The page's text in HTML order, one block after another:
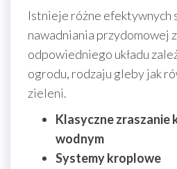
Istnieje różne efektywnych
nawadniania przydomowej
odpowiedniego układu
ogrodu, rodzaju gleby jak
zieleni.
Klasyczne zraszanie
wodnym
Systemy kroplowe